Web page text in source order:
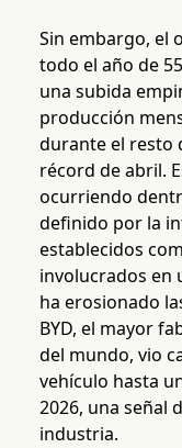
Sin embargo, el
todo el año de
una subida
producción
durante el resto
récord de abril.
ocurriendo
definido por la
establecidos
involucrados en
ha erosionado
BYD, el mayor
del mundo, vio
vehículo hasta
2026, una señal
industria.